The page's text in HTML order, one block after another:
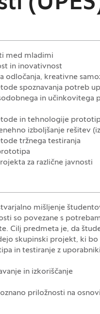
med mladimi
in inovativnost
odločanja, kreativne
spoznavanja potreb
in
in tehnologije
izboljšanje rešitev
tržnega testiranja
za različne javnosti
mišljenje
so povezane s
Cilj predmeta je, da
skupinski projekt, ki
in testiranje z
in izkoriščanje
priložnosti na